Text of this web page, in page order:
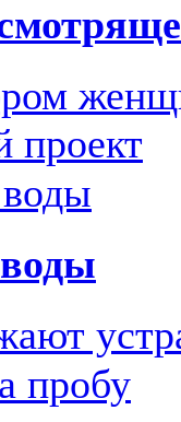
проект